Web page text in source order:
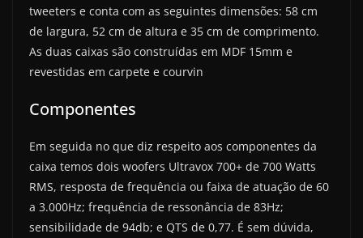
tweeters e conta com as seguintes dimensões: 58 cm
de largura, 52 cm de altura e 35 cm de comprimento.
As duas caixas são construídas em MDF 15mm e
revestidas em carpete e courvin
Componentes
Em seguida no que diz respeito aos componentes da
caixa temos dois woofers Ultravox 700+ de 700 Watts
RMS, resposta de frequência ou faixa de atuação de 60
a 3.000Hz; frequência de ressonância de 83Hz;
sensibilidade de 94db; e QTS de 0,77. É sem dúvida,